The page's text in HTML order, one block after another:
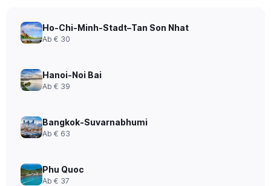
Ho-Chi-Minh-Stadt–Tan Son Nhat
Ab € 30
Hanoi-Noi Bai
Ab € 39
Bangkok-Suvarnabhumi
Ab € 63
Phu Quoc
Ab € 37